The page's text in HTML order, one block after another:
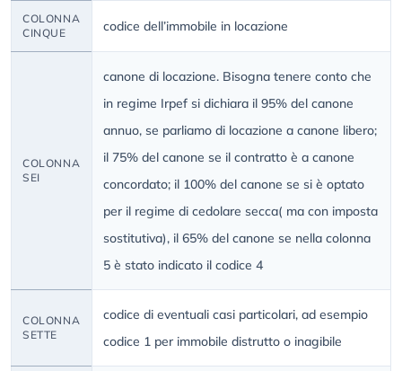
COLONNA
CINQUE
codice dell’immobile in locazione
COLONNA
SEI
canone di locazione. Bisogna tenere conto che
in regime Irpef si dichiara il 95% del canone
annuo, se parliamo di locazione a canone libero;
il 75% del canone se il contratto è a canone
concordato; il 100% del canone se si è optato
per il regime di cedolare secca( ma con imposta
sostitutiva), il 65% del canone se nella colonna
5 è stato indicato il codice 4
COLONNA
SETTE
codice di eventuali casi particolari, ad esempio
codice 1 per immobile distrutto o inagibile